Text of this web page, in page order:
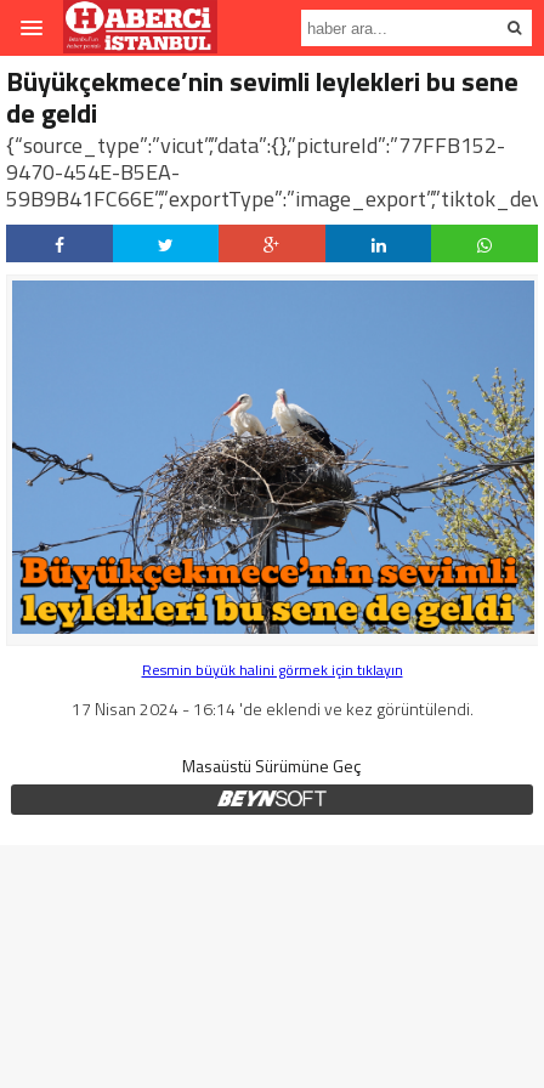
Büyükçekmece’nin sevimli leylekleri bu sene
de geldi
{“source_type”:”vicut”,”data”:{},”pictureId”:”77FFB152-
9470-454E-B5EA-
Resmin büyük halini görmek için tıklayın
17 Nisan 2024 - 16:14 'de eklendi ve kez görüntülendi.
Masaüstü Sürümüne Geç